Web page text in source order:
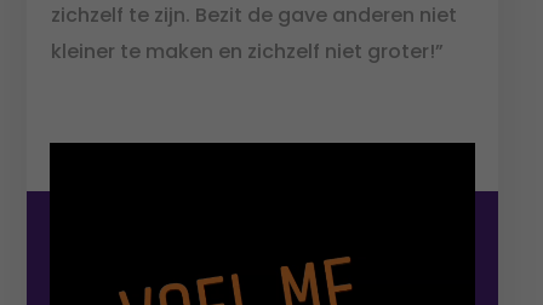
zichzelf te zijn. Bezit de gave anderen niet
kleiner te maken en zichzelf niet groter!”